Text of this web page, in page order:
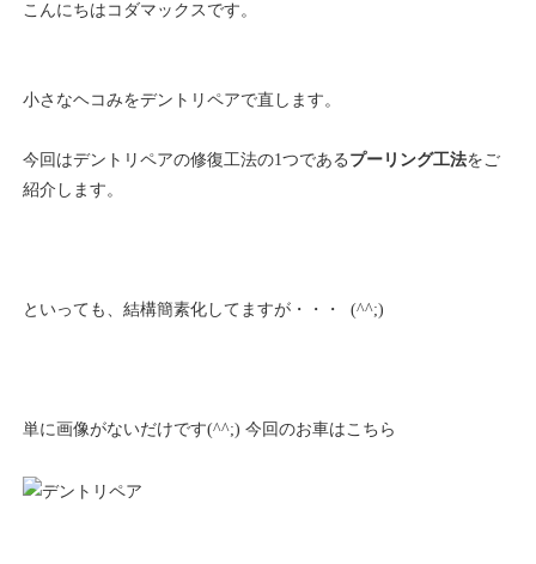
こんにちはコダマックスです。
小さなヘコみをデントリペアで直します。
今回はデントリペアの修復工法の1つである プーリング工法をご
紹介します。
といっても、結構簡素化してますが・・・ (^^;)
単に画像がないだけです(^^;) 今回のお車はこちら